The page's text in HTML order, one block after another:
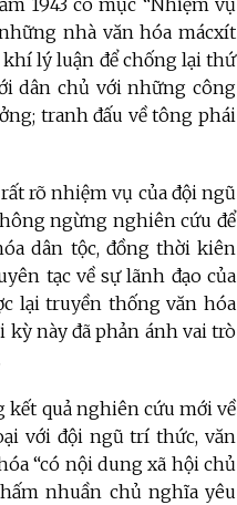
1943 có mục “Nhiệm vụ
nhà văn hóa mácxít
lý luận để chống lại thứ
dân chủ với những công
tranh đấu về tông phái
rõ nhiệm vụ của đội ngũ
ngừng nghiên cứu để
dân tộc, đồng thời kiên
tạc về sự lãnh đạo của
lại truyền thống văn hóa
này đã phản ánh vai trò
kết quả nghiên cứu mới về
với đội ngũ trí thức, văn
“có nội dung xã hội chủ
nhuần chủ nghĩa yêu